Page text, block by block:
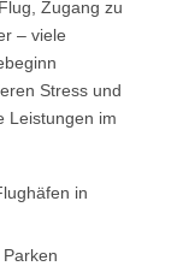
Zugang zu
– viele
Stress und
Leistungen im
in